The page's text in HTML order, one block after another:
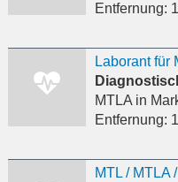
Entfernung:
MTLAin
Entfernung: